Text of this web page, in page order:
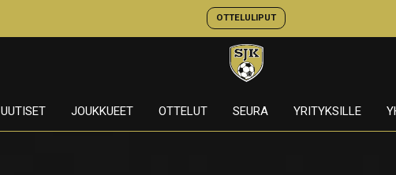
OTTELULIPUT
UUTISET JOUKKUEET OTTELUT SEURA YRITYKSILLE